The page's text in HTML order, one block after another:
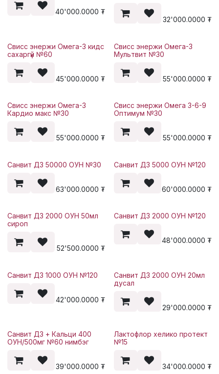
40'000.0000 ₮
32'000.0000 ₮
Свисс энержи Омега-3 кидс
сахаргүй №60
45'000.0000 ₮
Свисс энержи Омега-3
Мультвит №30
55'000.0000 ₮
Свисс энержи Омега-3
Кардио макс №30
55'000.0000 ₮
Свисс энержи Омега 3-6-9
Оптимум №30
55'000.0000 ₮
Санвит Д3 50000 ОУН №30
63'000.0000 ₮
Санвит Д3 5000 ОУН №120
60'000.0000 ₮
Санвит Д3 2000 ОУН 50мл
сироп
52'500.0000 ₮
Санвит Д3 2000 ОУН №120
48'000.0000 ₮
Санвит Д3 1000 ОУН №120
42'000.0000 ₮
Санвит Д3 2000 ОУН 20мл
дусал
29'000.0000 ₮
Санвит Д3 + Кальци 400
ОУН/500мг №60 нимбэг
39'000.0000 ₮
Лактофлор хелико протект
№15
34'000.0000 ₮